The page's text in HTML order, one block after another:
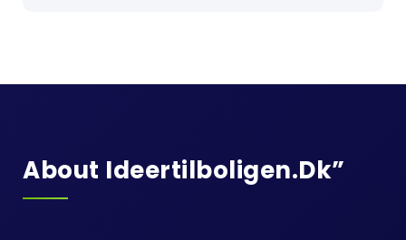
About Ideertilboligen.dk”